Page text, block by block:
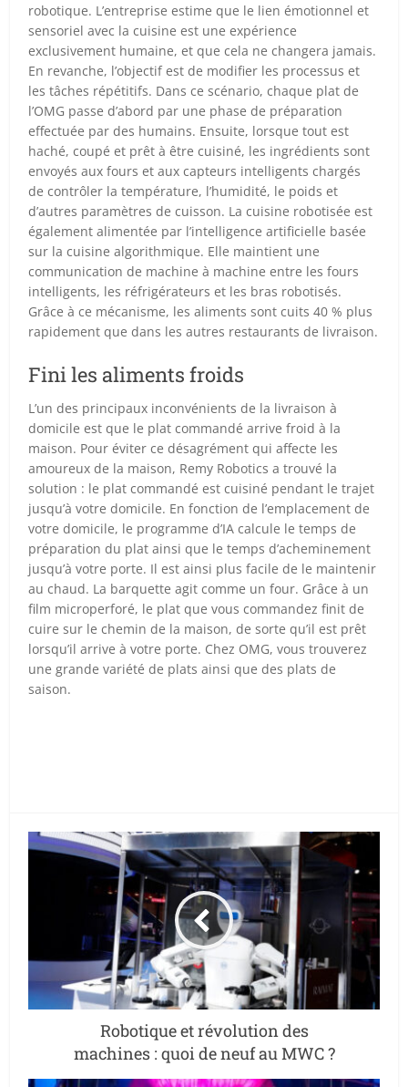
robotique. L’entreprise estime que le lien émotionnel et
sensoriel avec la cuisine est une expérience
exclusivement humaine, et que cela ne changera jamais.
En revanche, l’objectif est de modifier les processus et
les tâches répétitifs. Dans ce scénario, chaque plat de
l’OMG passe d’abord par une phase de préparation
effectuée par des humains. Ensuite, lorsque tout est
haché, coupé et prêt à être cuisiné, les ingrédients sont
envoyés aux fours et aux capteurs intelligents chargés
de contrôler la température, l’humidité, le poids et
d’autres paramètres de cuisson. La cuisine robotisée est
également alimentée par l’intelligence artificielle basée
sur la cuisine algorithmique. Elle maintient une
communication de machine à machine entre les fours
intelligents, les réfrigérateurs et les bras robotisés.
Grâce à ce mécanisme, les aliments sont cuits 40 % plus
rapidement que dans les autres restaurants de livraison.
Fini les aliments froids
L’un des principaux inconvénients de la livraison à
domicile est que le plat commandé arrive froid à la
maison. Pour éviter ce désagrément qui affecte les
amoureux de la maison, Remy Robotics a trouvé la
solution : le plat commandé est cuisiné pendant le trajet
jusqu’à votre domicile. En fonction de l’emplacement de
votre domicile, le programme d’IA calcule le temps de
préparation du plat ainsi que le temps d’acheminement
jusqu’à votre porte. Il est ainsi plus facile de le maintenir
au chaud. La barquette agit comme un four. Grâce à un
film microperforé, le plat que vous commandez finit de
cuire sur le chemin de la maison, de sorte qu’il est prêt
lorsqu’il arrive à votre porte. Chez OMG, vous trouverez
une grande variété de plats ainsi que des plats de
saison.
Robotique et révolution des
machines : quoi de neuf au MWC ?